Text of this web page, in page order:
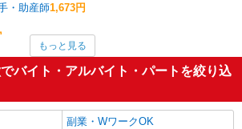
・助産師1,673円
時給を見る
もっと見る
バイト・アルバイト・パートを絞り込
副業・WワークOK